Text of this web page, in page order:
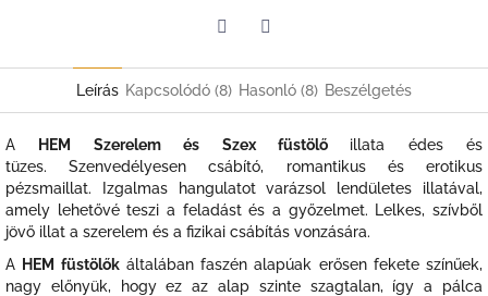
Leírás Kapcsolódó (8) Hasonló (8) Beszélgetés
A HEM Szerelem és Szex füstölő illata édes és
tüzes.Szenvedélyesen csábító, romantikus és erotikus
pézsmaillat.
Izgalmas hangulatot varázsol lendületes illatával,
amely lehetővé teszi a feladást és a győzelmet. Lelkes, szívből
jövő illat a szerelem és a fizikai csábítás vonzására.
A HEM füstölőkáltalában faszén alapúak erősen fekete színűek,
nagy előnyük, hogy ez az alap szinte szagtalan, így a pálca